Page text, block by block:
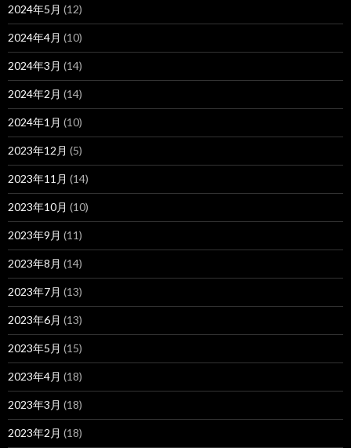
2024年5月 (12)
2024年4月 (10)
2024年3月 (14)
2024年2月 (14)
2024年1月 (10)
2023年12月 (5)
2023年11月 (14)
2023年10月 (10)
2023年9月 (11)
2023年8月 (14)
2023年7月 (13)
2023年6月 (13)
2023年5月 (15)
2023年4月 (18)
2023年3月 (18)
2023年2月 (18)